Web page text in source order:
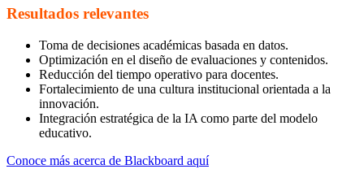
Resultados relevantes
Toma de decisiones académicas basada en datos.
Optimización en el diseño de evaluaciones y contenidos.
Reducción del tiempo operativo para docentes.
Fortalecimiento de una cultura institucional orientada a la
innovación.
Integración estratégica de la IA como parte del modelo
educativo.
Conoce más acerca de Blackboard aquí